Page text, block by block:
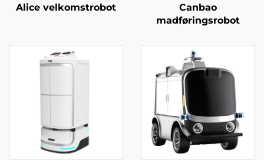
Alice velkomstrobot
Canbao
madføringsrobot